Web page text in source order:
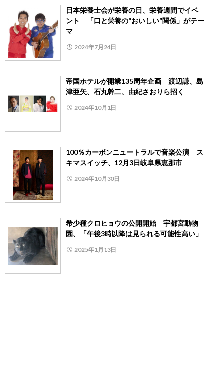
日本栄養士会が栄養の日、栄養週間でイベ
ント 「口と栄養の“おいしい”関係」がテー
マ
2024年7月24日
帝国ホテルが開業135周年企画 渡辺謙、島
津亜矢、石丸幹二、由紀さおりら招く
2024年10月1日
100％カーボンニュートラルで音楽公演 ス
キマスイッチ、12月3日岐阜県恵那市
2024年10月30日
希少種クロヒョウの公開開始 宇都宮動物
園、「午後3時以降は見られる可能性高い」
2025年1月13日